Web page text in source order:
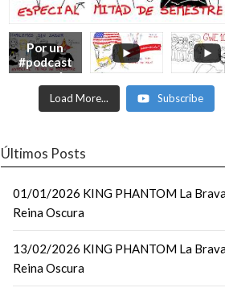
Por un
#podcast
con más
Moonsaul
ts #93:
MITAD
DE AÑO
Load More... Subscribe
Últimos Posts
01/01/2026 KING PHANTOM La
Reina Oscura
13/02/2026 KING PHANTOM La
Reina Oscura